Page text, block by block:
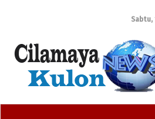
Sabtu,